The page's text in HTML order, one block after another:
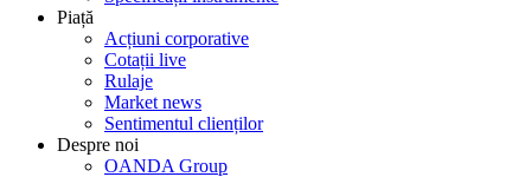
Piață
Acțiuni corporative
Cotații live
Rulaje
Market news
Sentimentul clienților
Despre noi
OANDA Group